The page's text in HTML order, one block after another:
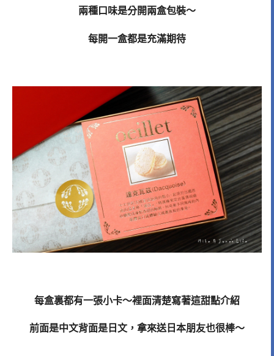
兩種口味是分開兩盒包裝～
每開一盒都是充滿期待
每盒裏都有一張小卡～裡面清楚寫著這甜點介紹
前面是中文背面是日文，拿來送日本朋友也很棒～